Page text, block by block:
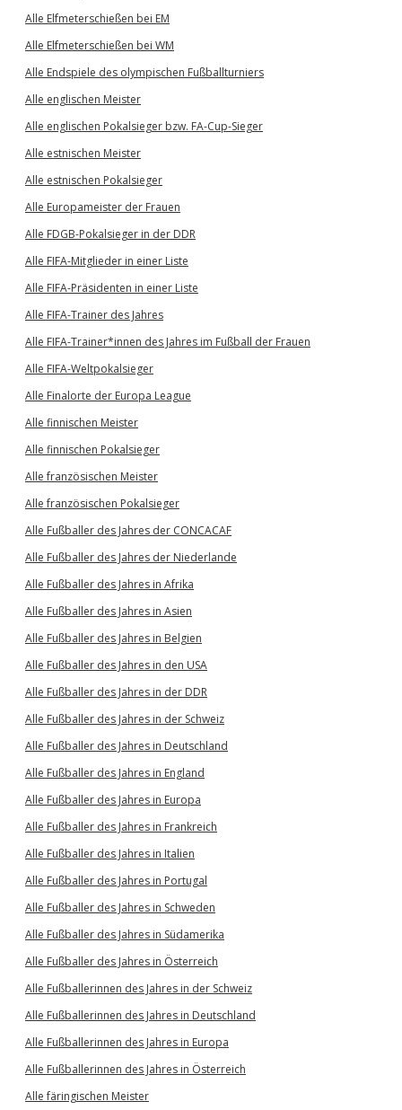
Alle Elfmeterschießen bei EM
Alle Elfmeterschießen bei WM
Alle Endspiele des olympischen Fußballturniers
Alle englischen Meister
Alle englischen Pokalsieger bzw. FA-Cup-Sieger
Alle estnischen Meister
Alle estnischen Pokalsieger
Alle Europameister der Frauen
Alle FDGB-Pokalsieger in der DDR
Alle FIFA-Mitglieder in einer Liste
Alle FIFA-Präsidenten in einer Liste
Alle FIFA-Trainer des Jahres
Alle FIFA-Trainer*innen des Jahres im Fußball der Frauen
Alle FIFA-Weltpokalsieger
Alle Finalorte der Europa League
Alle finnischen Meister
Alle finnischen Pokalsieger
Alle französischen Meister
Alle französischen Pokalsieger
Alle Fußballer des Jahres der CONCACAF
Alle Fußballer des Jahres der Niederlande
Alle Fußballer des Jahres in Afrika
Alle Fußballer des Jahres in Asien
Alle Fußballer des Jahres in Belgien
Alle Fußballer des Jahres in den USA
Alle Fußballer des Jahres in der DDR
Alle Fußballer des Jahres in der Schweiz
Alle Fußballer des Jahres in Deutschland
Alle Fußballer des Jahres in England
Alle Fußballer des Jahres in Europa
Alle Fußballer des Jahres in Frankreich
Alle Fußballer des Jahres in Italien
Alle Fußballer des Jahres in Portugal
Alle Fußballer des Jahres in Schweden
Alle Fußballer des Jahres in Südamerika
Alle Fußballer des Jahres in Österreich
Alle Fußballerinnen des Jahres in der Schweiz
Alle Fußballerinnen des Jahres in Deutschland
Alle Fußballerinnen des Jahres in Europa
Alle Fußballerinnen des Jahres in Österreich
Alle färingischen Meister